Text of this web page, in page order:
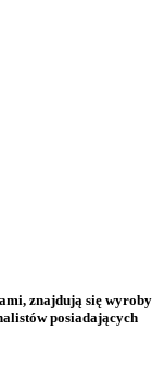
znajdują się wyroby
posiadających